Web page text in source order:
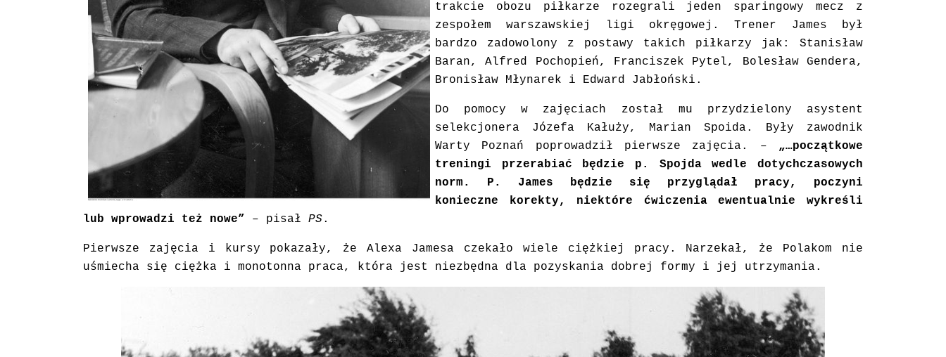
trakcie obozu piłkarze rozegrali jeden sparingowy mecz z
zespołem warszawskiej ligi okręgowej. Trener James był
bardzo zadowolony z postawy takich piłkarzy jak: Stanisław
Baran, Alfred Pochopień, Franciszek Pytel, Bolesław Gendera,
Bronisław Młynarek i Edward Jabłoński.
Do pomocy w zajęciach został mu przydzielony asystent
selekcjonera Józefa Kałuży, Marian Spoida. Były zawodnik
Warty Poznań poprowadził pierwsze zajęcia. – „…początkowe
treningi przerabiać będzie p. Spojda wedle dotychczasowych
norm. P. James będzie się przyglądał pracy, poczyni
konieczne korekty, niektóre ćwiczenia ewentualnie wykreśli
lub wprowadzi też nowe”
– pisał PS.
Pierwsze zajęcia i kursy pokazały, że Alexa Jamesa czekało wiele ciężkiej pracy. Narzekał, że Polakom nie
uśmiecha się ciężka i monotonna praca, która jest niezbędna dla pozyskania dobrej formy i jej utrzymania.